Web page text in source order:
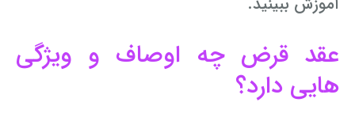
عقد قرض چه اوصاف و ویژگی
هایی دارد؟